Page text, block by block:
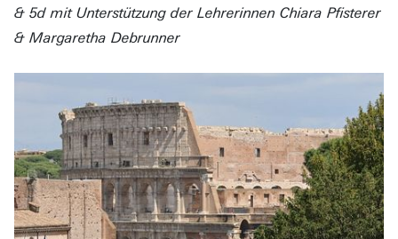
& 5d mit Unterstützung der Lehrerinnen Chiara Pfisterer
& Margaretha Debrunner